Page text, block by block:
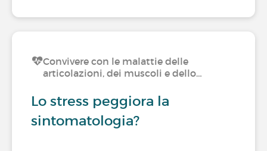
Convivere con le malattie delle
articolazioni, dei muscoli e dello…
Lo stress peggiora la
sintomatologia?